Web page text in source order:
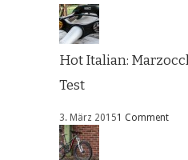
Hot Italian:
Test
3. März 20151 Comment